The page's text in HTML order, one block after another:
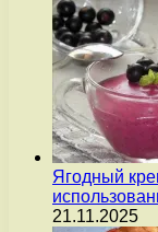
Ягодный
21.11.2025